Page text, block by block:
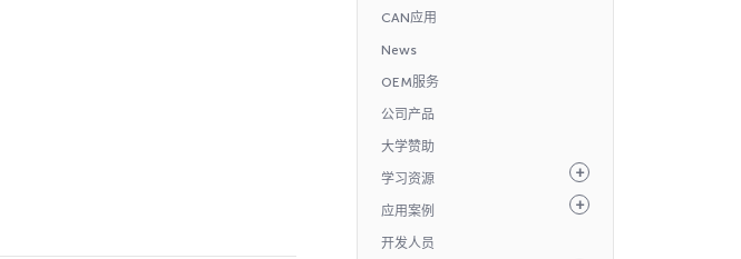
CAN应用
News
OEM服务
公司产品
大学赞助
学习资源
应用案例
开发人员